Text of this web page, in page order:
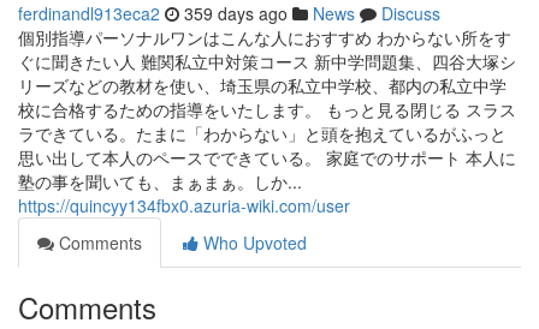
ferdinandl913eca2 359 days ago News
Discuss
個別指導パーソナルワンはこんな人におすすめ わからない所をす
ぐに聞きたい人 難関私立中対策コース 新中学問題集、四谷大塚シ
リーズなどの教材を使い、埼玉県の私立中学校、都内の私立中学
校に合格するための指導をいたします。 もっと見る閉じる スラス
ラできている。たまに「わからない」と頭を抱えているがふっと
思い出して本人のペースでできている。 家庭でのサポート 本人に
塾の事を聞いても、まぁまぁ。しか...
https://quincyy134fbx0.azuria-wiki.com/user
Comments
Who Upvoted
Comments